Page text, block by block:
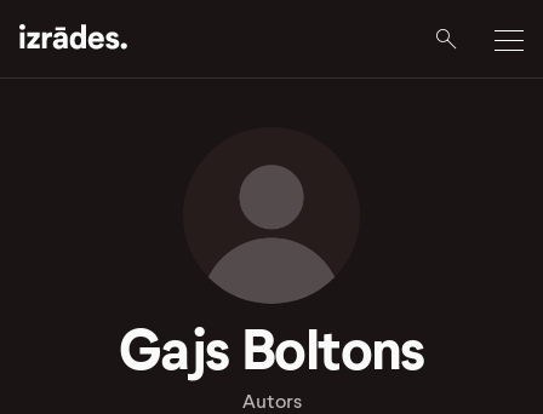
Gajs Boltons
Autors